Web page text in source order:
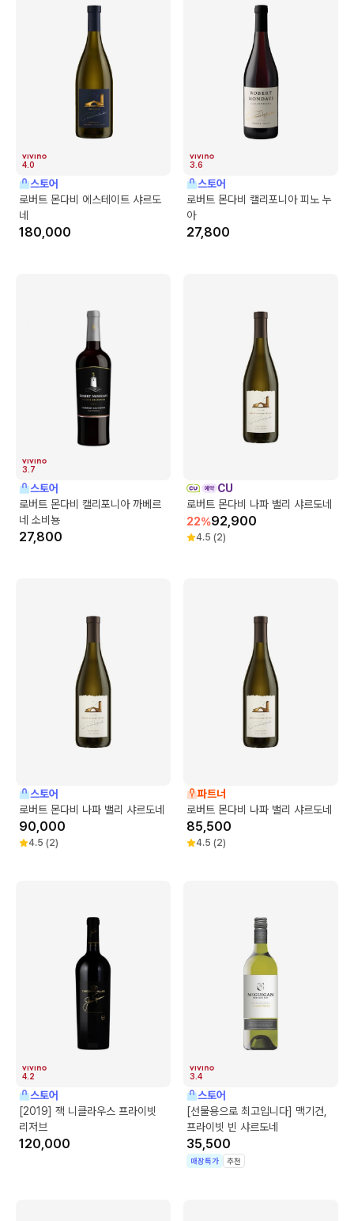
4.0
스토어
로버트 몬다비 에스테이트 샤르도
네
180,000
3.6
스토어
로버트 몬다비 캘리포니아 피노 누
아
27,800
3.7
스토어
로버트 몬다비 캘리포니아 까베르
네 소비뇽
27,800
CU
로버트 몬다비 나파 밸리 샤르도네
22%92,900
4.5 (2)
스토어
로버트 몬다비 나파 밸리 샤르도네
90,000
4.5 (2)
파트너
로버트 몬다비 나파 밸리 샤르도네
85,500
4.5 (2)
4.2
스토어
[2019] 잭 니클라우스 프라이빗
리저브
120,000
3.4
스토어
[선물용으로 최고입니다] 맥기건,
프라이빗 빈 샤르도네
35,500
매장특가 추천